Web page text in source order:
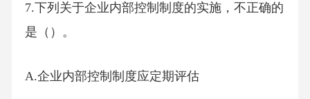
7.下列关于企业内部控制制度的实施，不正确的
是（）。
A.企业内部控制制度应定期评估